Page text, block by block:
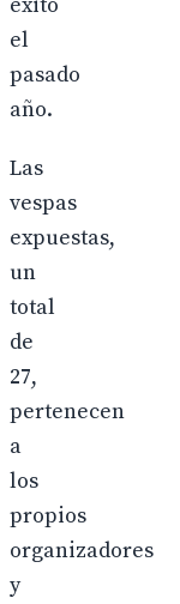
el
pasado
año.
Las
vespas
expuestas,
un
total
de
27,
pertenecen
a
los
propios
organizadores
y